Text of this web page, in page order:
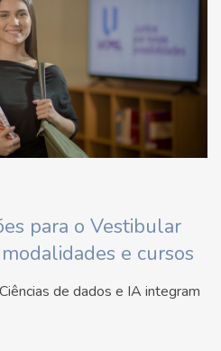
para o Vestibular
e cursos
de dados e IA integram